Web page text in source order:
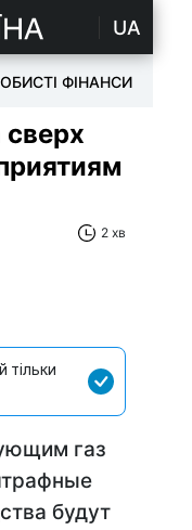
UA
ФІНАНСИ
сверх
2 хв
тільки
газ
будут